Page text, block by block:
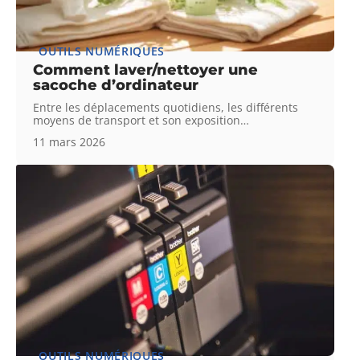
OUTILS NUMÉRIQUES
Comment laver/nettoyer une
sacoche d’ordinateur
Entre les déplacements quotidiens, les différents
moyens de transport et son exposition…
11 mars 2026
OUTILS NUMÉRIQUES